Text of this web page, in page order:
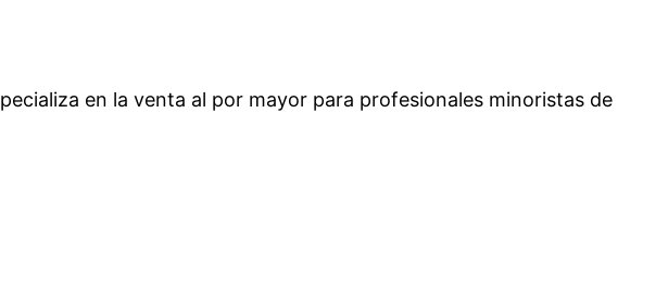
en la venta al por mayor para profesionales minoristas de